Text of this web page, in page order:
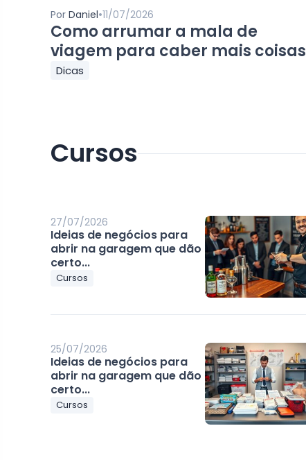
Por Daniel•11/07/2026
Como arrumar a mala de
viagem para caber mais coisas
Dicas
Cursos
27/07/2026
Ideias de negócios para
abrir na garagem que dão
certo...
Cursos
25/07/2026
Ideias de negócios para
abrir na garagem que dão
certo...
Cursos